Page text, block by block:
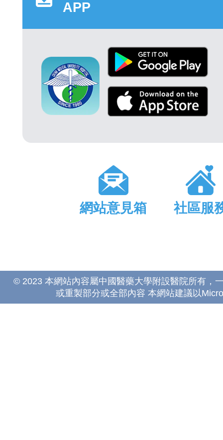
APP
網站意見箱 社區服
© 2023 本網站內容屬中國醫藥大學附設醫院所有，
或重製部分或全部內容 本網站建議以